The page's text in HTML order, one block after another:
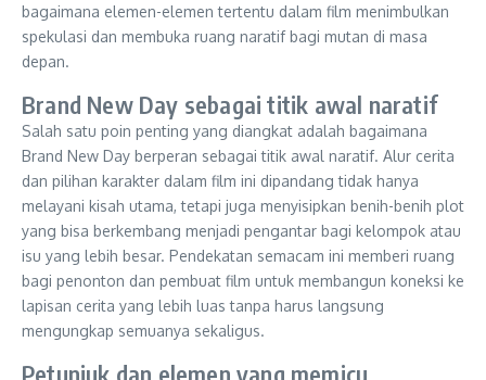
bagaimana elemen-elemen tertentu dalam film menimbulkan
spekulasi dan membuka ruang naratif bagi mutan di masa
depan.
Brand New Day sebagai titik awal naratif
Salah satu poin penting yang diangkat adalah bagaimana
Brand New Day berperan sebagai titik awal naratif. Alur cerita
dan pilihan karakter dalam film ini dipandang tidak hanya
melayani kisah utama, tetapi juga menyisipkan benih-benih plot
yang bisa berkembang menjadi pengantar bagi kelompok atau
isu yang lebih besar. Pendekatan semacam ini memberi ruang
bagi penonton dan pembuat film untuk membangun koneksi ke
lapisan cerita yang lebih luas tanpa harus langsung
mengungkap semuanya sekaligus.
Petunjuk dan elemen yang memicu